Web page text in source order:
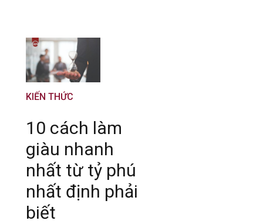
KIẾN THỨC
10 cách làm
giàu nhanh
nhất từ tỷ phú
nhất định phải
biết